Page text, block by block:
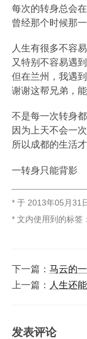
每次的转身总会
曾经那个时候那
人生有很多不容
又特别不容易遇
但在兰州，我遇到
谢谢这帮兄弟，
不是每一次转身
因为上天不会一
所以成都的生活
一转身只能背影
* 于 2013年05月31
* 文内使用到的标签：
下一篇： 马云的
上一篇： 人生还
发表评论